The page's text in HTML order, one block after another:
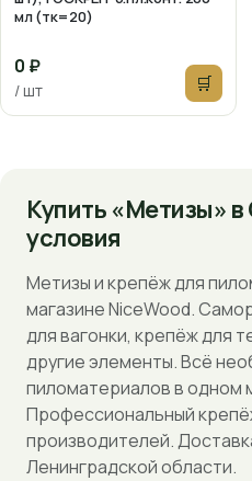
мл (тк=20)
0 ₽
/ шт 🛒
Купить «Метизы»
условия
Метизы и крепёж для
магазине NiceWood.
для вагонки, крепёж для
другие элементы. Всё
пиломатериалов в одном
Профессиональный
производителей.
Ленинградской области.